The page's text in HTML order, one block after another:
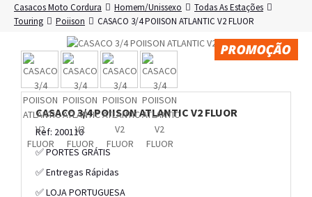
Casacos Moto Cordura
Homem/Unissexo
Todas As Estações
Touring
Poiison CASACO 3/4 POIISON ATLANTIC V2 FLUOR
CASACO 3/4 POIISON ATLANTIC V2 FLUOR
Ref: 200110
✅ PORTES GRÁTIS
✅ Entregas Rápidas
✅ LOJA PORTUGUESA